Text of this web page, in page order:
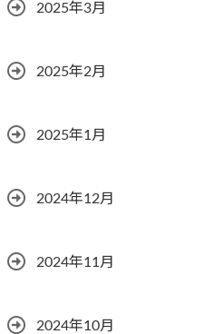
2025年3月
2025年2月
2025年1月
2024年12月
2024年11月
2024年10月